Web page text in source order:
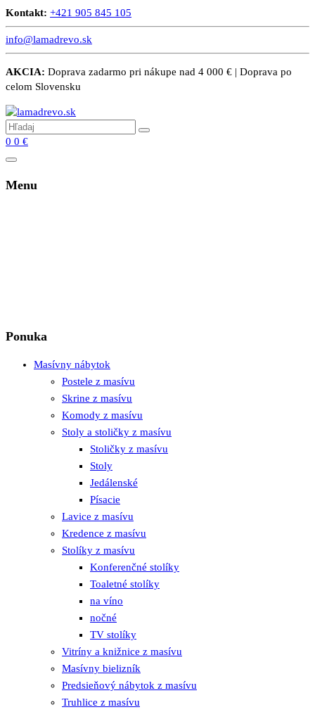
Kontakt: +421 905 845 105
info@lamadrevo.sk
AKCIA: Doprava zadarmo pri nákupe nad 4 000 € | Doprava po
celom Slovensku
0 0 €
Menu
Ponuka
Masívny nábytok
Postele z masívu
Skrine z masívu
Komody z masívu
Stoly a stoličky z masívu
Stoličky z masívu
Stoly
Jedálenské
Písacie
Lavice z masívu
Kredence z masívu
Stolíky z masívu
Konferenčné stolíky
Toaletné stolíky
na víno
nočné
TV stolíky
Vitríny a knižnice z masívu
Masívny bielizník
Predsieňový nábytok z masívu
Truhlice z masívu